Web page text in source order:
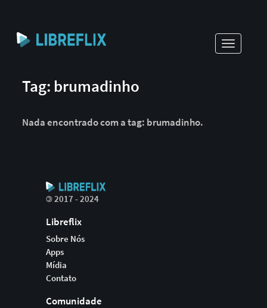
Toggle
Tag: brumadinho
Nada encontrado com a tag: brumadinho.
©2017 - 2024
Libreflix
Sobre Nós
Apps
Mídia
Contato
Comunidade